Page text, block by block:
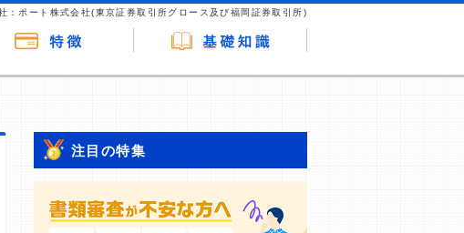
：ポート株式会社(東京証券取引所グロース及び福岡証券取引所)
注目の特集